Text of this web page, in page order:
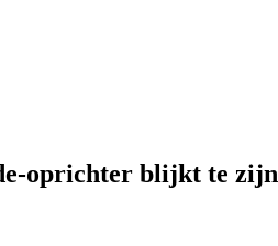
oprichter blijkt te zijn